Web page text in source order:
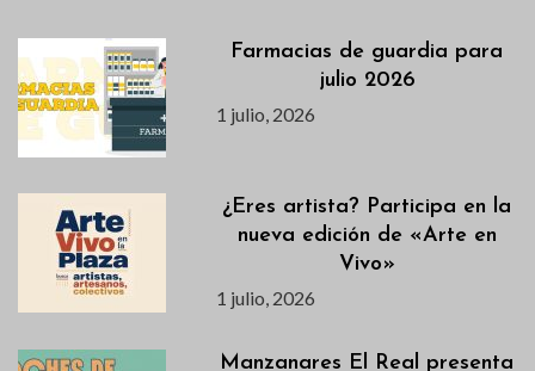
Farmacias de guardia para
julio 2026
1 julio, 2026
¿Eres artista? Participa en la
nueva edición de «Arte en
Vivo»
1 julio, 2026
Manzanares El Real presenta